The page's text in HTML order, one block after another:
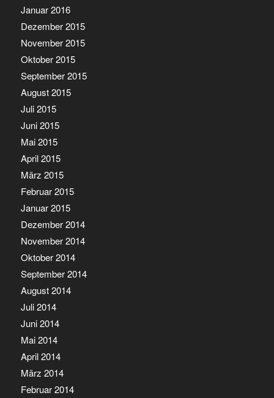
Januar 2016
Dezember 2015
November 2015
Oktober 2015
September 2015
August 2015
Juli 2015
Juni 2015
Mai 2015
April 2015
März 2015
Februar 2015
Januar 2015
Dezember 2014
November 2014
Oktober 2014
September 2014
August 2014
Juli 2014
Juni 2014
Mai 2014
April 2014
März 2014
Februar 2014